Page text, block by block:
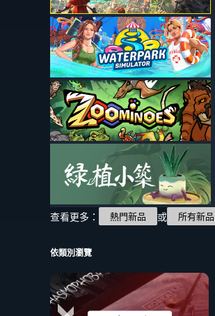
查看更多： 熱門新品 或 所有新品
依類別瀏覽